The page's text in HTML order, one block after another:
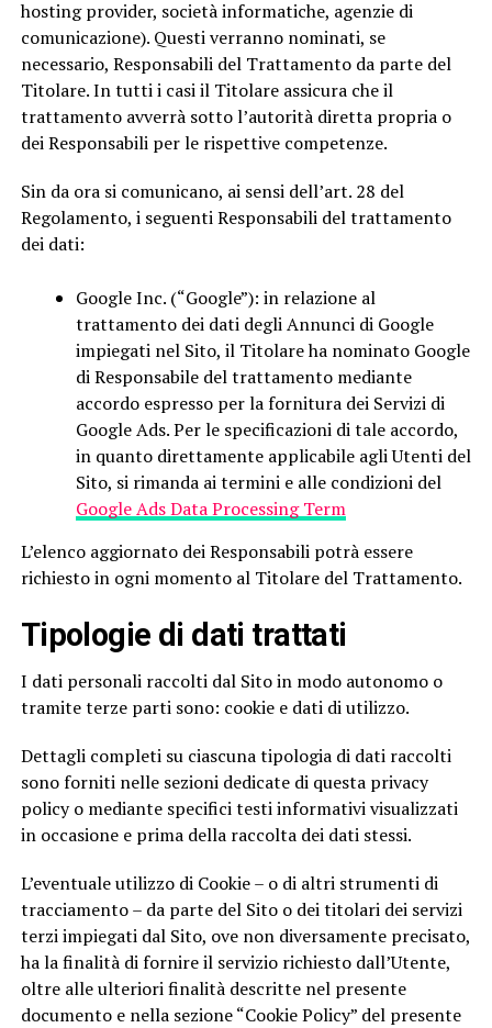
hosting provider, società informatiche, agenzie di
comunicazione). Questi verranno nominati, se
necessario, Responsabili del Trattamento da parte del
Titolare. In tutti i casi il Titolare assicura che il
trattamento avverrà sotto l’autorità diretta propria o
dei Responsabili per le rispettive competenze.
Sin da ora si comunicano, ai sensi dell’art. 28 del
Regolamento, i seguenti Responsabili del trattamento
dei dati:
Google Inc. (“Google”): in relazione al
trattamento dei dati degli Annunci di Google
impiegati nel Sito, il Titolare ha nominato Google
di Responsabile del trattamento mediante
accordo espresso per la fornitura dei Servizi di
Google Ads. Per le specificazioni di tale accordo,
in quanto direttamente applicabile agli Utenti del
Sito, si rimanda ai termini e alle condizioni del
Google Ads Data Processing Term
L’elenco aggiornato dei Responsabili potrà essere
richiesto in ogni momento al Titolare del Trattamento.
Tipologie di dati trattati
I dati personali raccolti dal Sito in modo autonomo o
tramite terze parti sono: cookie e dati di utilizzo.
Dettagli completi su ciascuna tipologia di dati raccolti
sono forniti nelle sezioni dedicate di questa privacy
policy o mediante specifici testi informativi visualizzati
in occasione e prima della raccolta dei dati stessi.
L’eventuale utilizzo di Cookie – o di altri strumenti di
tracciamento – da parte del Sito o dei titolari dei servizi
terzi impiegati dal Sito, ove non diversamente precisato,
ha la finalità di fornire il servizio richiesto dall’Utente,
oltre alle ulteriori finalità descritte nel presente
documento e nella sezione “Cookie Policy” del presente